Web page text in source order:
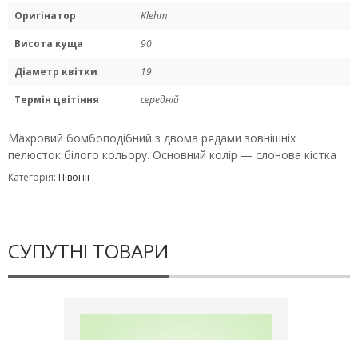
Оригінатор Klehm
Висота куща 90
Діаметр квітки 19
Термін цвітіння середній
Махровий бомбоподібний з двома рядами зовнішніх
пелюсток білого кольору. Основний колір — слонова кістка
Категорія: Півонії
СУПУТНІ ТОВАРИ